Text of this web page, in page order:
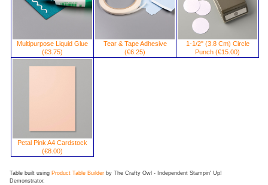
Multipurpose Liquid Glue
(€3.75)
Tear & Tape Adhesive
(€6.25)
1-1/2" (3.8 Cm) Circle
Punch (€15.00)
Petal Pink A4 Cardstock
(€8.00)
Table built using Product Table Builder by The Crafty Owl - Independent Stampin' Up!
Demonstrator.